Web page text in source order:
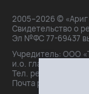
2005–2026 © «Ариг
Свидетельство о
Эл №ФС 77-69437
Учредитель: ООО
и.о. главного
Тел. peдakции:
Почта peдakции: